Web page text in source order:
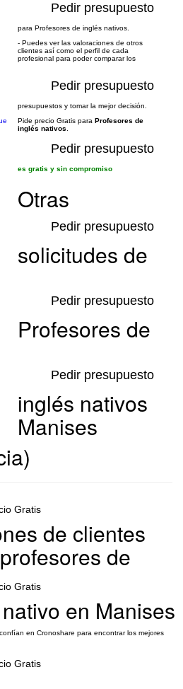
Pedir presupuesto
Pedir presupuesto
Pedir presupuesto
Pedir presupuesto
Pedir presupuesto
Pedir presupuesto
para Profesores de inglés nativos.
- Puedes ver las valoraciones de otros
clientes así como el perfil de cada
profesional para poder comparar los
presupuestos y tomar la mejor decisión.
Pide precio Gratis para Profesores de
inglés nativos
es gratis y sin compromiso
Otras
solicitudes de
Profesores de
inglés nativos
Manises
Gratis
Gratis
Gratis
de clientes
de
en Manises
en Cronoshare para encontrar los mejores